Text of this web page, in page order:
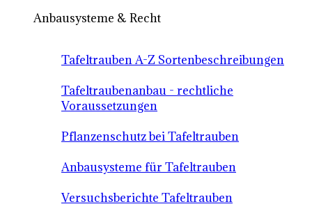
Anbausysteme & Recht
Tafeltrauben A-Z Sortenbeschreibungen
Tafeltraubenanbau - rechtliche
Voraussetzungen
Pflanzenschutz bei Tafeltrauben
Anbausysteme für Tafeltrauben
Versuchsberichte Tafeltrauben